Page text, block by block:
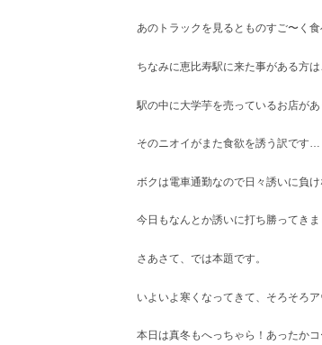
あのトラックを見るとものすご〜く食
ちなみに恵比寿駅に来た事がある方
駅の中に大学芋を売っているお店があ
そのニオイがまた食欲を誘う訳です…
ボクは電車通勤なので日々誘いに負け
今日もなんとか誘いに打ち勝ってきま
さあさて、では本題です。
いよいよ寒くなってきて、そろそろ
本日は真冬もへっちゃら！あったかコ